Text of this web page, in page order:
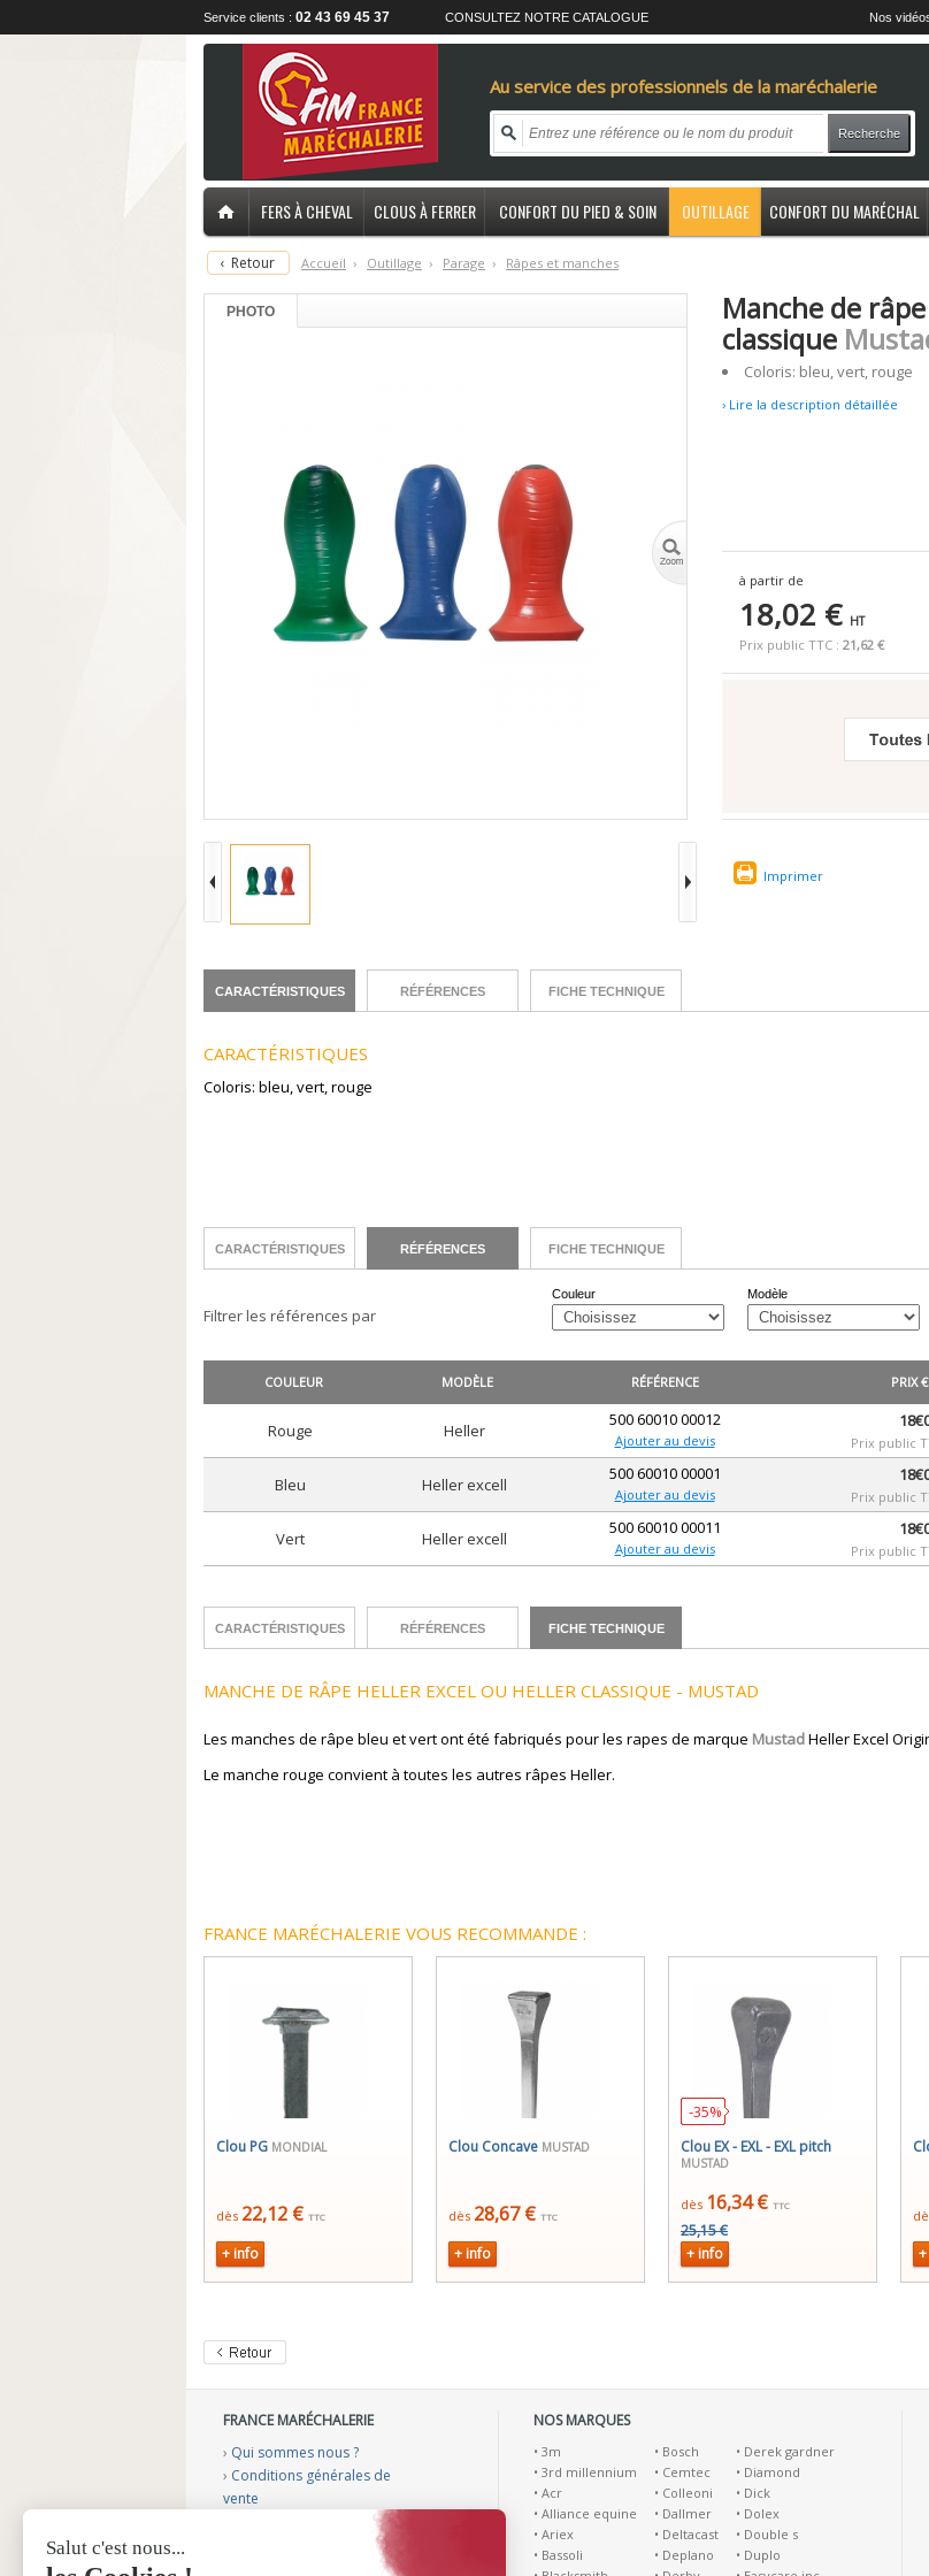
Service clients : 02 43 69 45 37 CONSULTEZ NOTRE CATALOGUE Nos
Au service des professionnels de la maréchalerie
Recherche
FERS À CHEVAL CLOUS À FERRER CONFORT DU PIED & SOIN OUTILLAGE CONFORT DU MARÉCHAL
‹ Retour Accueil › Outillage › Parage › Râpes et manches
PHOTO
Manche de
classique
Coloris: bleu, vert, rouge
› Lire la description détaillée
à partir de
18,02 € HT
Prix public TTC : 21,62 €
Imprimer
CARACTÉRISTIQUES RÉFÉRENCES FICHE TECHNIQUE
CARACTÉRISTIQUES
Coloris: bleu, vert, rouge
CARACTÉRISTIQUES RÉFÉRENCES FICHE TECHNIQUE
Filtrer les références par
Couleur Modèle
COULEUR MODÈLE RÉFÉRENCE PRIX
rouge heller
500 60010 00012
Ajouter au devis Prix public
bleu heller excell
500 60010 00001
Ajouter au devis Prix public
vert heller excell
500 60010 00011
Ajouter au devis Prix public
CARACTÉRISTIQUES RÉFÉRENCES FICHE TECHNIQUE
MANCHE DE RÂPE HELLER EXCEL OU HELLER CLASSIQUE - MUSTAD
Les manches de râpe bleu et vert ont été fabriqués pour les rapes de marque MustadHeller Excel
Le manche rouge convient à toutes les autres râpes Heller.
FRANCE MARÉCHALERIE VOUS RECOMMANDE :
Clou PG MONDIAL
dès 22,12 € TTC
+ info
Clou Concave MUSTAD
dès 28,67 € TTC
+ info
-35%
Clou EX - EXL - EXL pitch
MUSTAD
dès 16,34 € TTC
25,15 €
+ info
FRANCE MARÉCHALERIE
› Qui sommes nous ?
› Conditions générales de
vente
NOS MARQUES
• 3m
• 3rd millennium
• Acr
• Alliance equine
• Ariex
• Bassoli
• Bosch
• Cemtec
• Colleoni
• Dallmer
• Deltacast
• Deplano
• Derek gardner
• Diamond
• Dick
• Dolex
• Double s
• Duplo